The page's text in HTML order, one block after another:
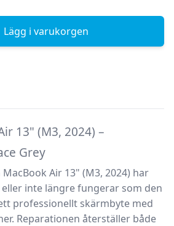
Lägg i varukorgen
13" (M3, 2024) –
Grey
MacBook Air 13" (M3, 2024) har
inte längre fungerar som den
professionellt skärmbyte med
Reparationen återställer både